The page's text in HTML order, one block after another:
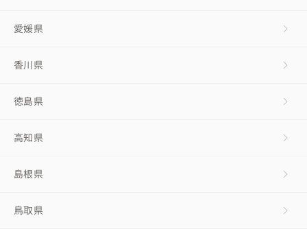
愛媛県
香川県
徳島県
高知県
島根県
鳥取県